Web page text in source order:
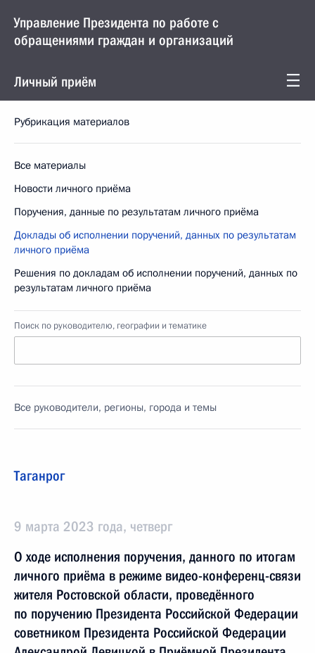
Управление Президента по работе с
обращениями граждан и организаций
Личный приём
Рубрикация материалов
Все материалы
Новости личного приёма
Поручения, данные по результатам личного приёма
Доклады об исполнении поручений, данных по результатам
личного приёма
Решения по докладам об исполнении поручений, данных по
результатам личного приёма
Поиск по руководителю, географии и тематике
Все руководители, регионы, города и темы
Таганрог
9 марта 2023 года, четверг
О ходе исполнения поручения, данного по итогам
личного приёма в режиме видео-конференц-связи
жителя Ростовской области, проведённого
по поручению Президента Российской Федерации
советником Президента Российской Федерации